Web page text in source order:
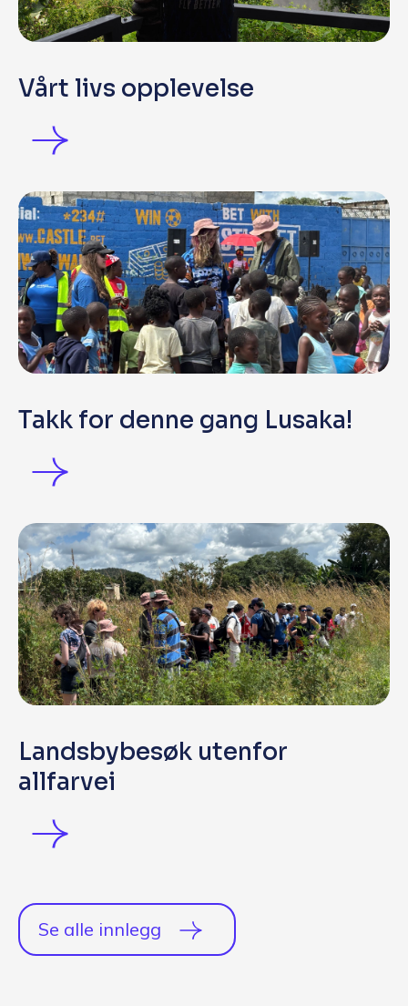
Vårt livs opplevelse
Takk for denne gang Lusaka!
Landsbybesøk utenfor
allfarvei
Se alle innlegg